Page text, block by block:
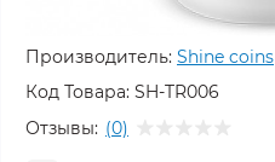
Производитель: Shine coins
Код Товара: SH-TR006
Отзывы: (0)